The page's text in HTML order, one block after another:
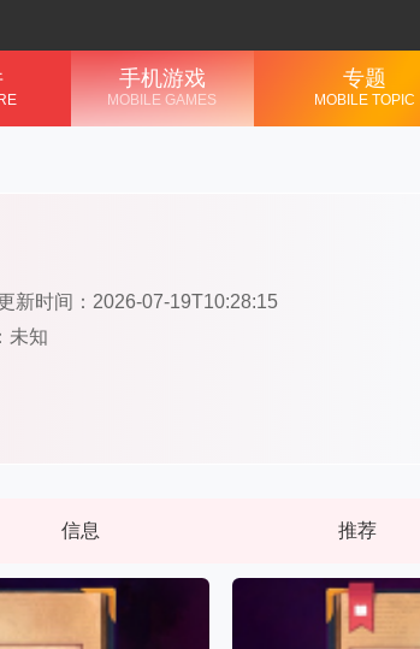
手机游戏
MOBILE GAMES
专题
MOBILE TOPIC
新时间：2026-07-19T10:28:15
未知
信息 推荐